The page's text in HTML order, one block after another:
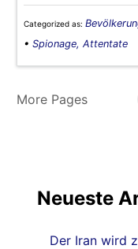
Categorized as:
• Spionage, Attentate
More Pages
Neueste
Der Iran wird